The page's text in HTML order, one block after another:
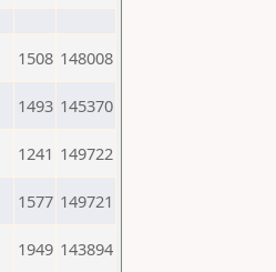
1508 148008
1493 145370
1241 149722
1577 149721
1949 143894